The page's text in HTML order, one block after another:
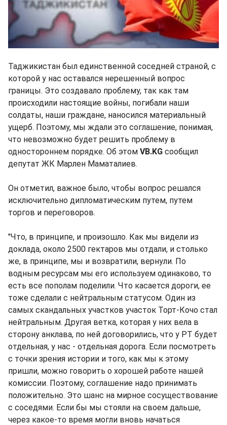
Таджикистан был единственной соседней страной, с
которой у нас оставался нерешенный вопрос
границы. Это создавало проблему, так как там
происходили настоящие войны, погибали наши
солдаты, наши граждане, наносился материальный
ущерб. Поэтому, мы ждали это соглашение, понимая,
что невозможно будет решить проблему в
одностороннем порядке. Об этом VB.KG сообщил
депутат ЖК Марлен Маматалиев.
Он отметил, важное было, чтобы вопрос решался
исключительно дипломатическим путем, путем
торгов и переговоров.
"Что, в принципе, и произошло. Как мы видели из
доклада, около 2500 гектаров мы отдали, и столько
же, в принципе, мы и возвратили, вернули. По
водным ресурсам мы его используем одинаково, то
есть все пополам поделили. Что касается дороги, ее
тоже сделали с нейтральным статусом. Один из
самых скандальных участков участок Торт-Кочо стал
нейтральным. Другая ветка, которая у них вела в
сторону анклава, по ней договорились, что у РТ будет
отдельная, у нас - отдельная дорога. Если посмотреть
с точки зрения истории и того, как мы к этому
пришли, можно говорить о хорошей работе нашей
комиссии. Поэтому, соглашение надо принимать
положительно. Это шанс на мирное сосуществование
с соседями. Если бы мы стояли на своем дальше,
через какое-то время могли вновь начаться